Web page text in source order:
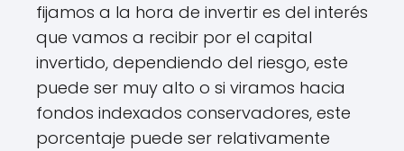
fijamos a la hora de invertir es del interés
que vamos a recibir por el capital
invertido, dependiendo del riesgo, este
puede ser muy alto o si viramos hacia
fondos indexados conservadores, este
porcentaje puede ser relativamente